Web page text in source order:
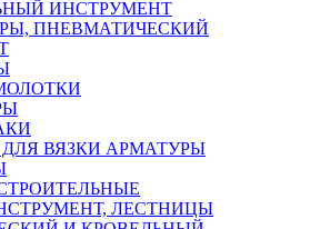
ИНСТРУМЕНТ
ПНЕВМАТИЧЕСКИЙ
ВЯЗКИ АРМАТУРЫ
ЛЕСТНИЦЫ